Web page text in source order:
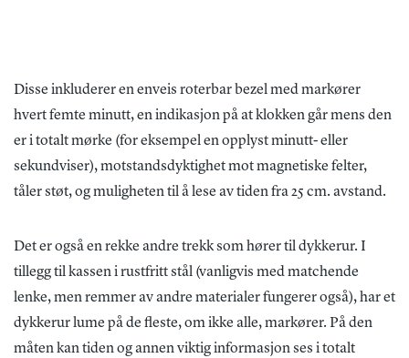
Disse inkluderer en enveis roterbar bezel med markører
hvert femte minutt, en indikasjon på at klokken går mens den
er i totalt mørke (for eksempel en opplyst minutt- eller
sekundviser), motstandsdyktighet mot magnetiske felter,
tåler støt, og muligheten til å lese av tiden fra 25 cm. avstand.
Det er også en rekke andre trekk som hører til dykkerur. I
tillegg til kassen i rustfritt stål (vanligvis med matchende
lenke, men remmer av andre materialer fungerer også), har et
dykkerur lume på de fleste, om ikke alle, markører. På den
måten kan tiden og annen viktig informasjon ses i totalt